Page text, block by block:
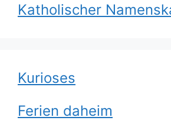
Katholischer
Kurioses
Ferien daheim